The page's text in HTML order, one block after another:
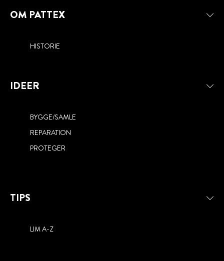
OM PATTEX
HISTORIE
IDEER
BYGGE/SAMLE
REPARATION
PROTEGER
TIPS
LIM A-Z